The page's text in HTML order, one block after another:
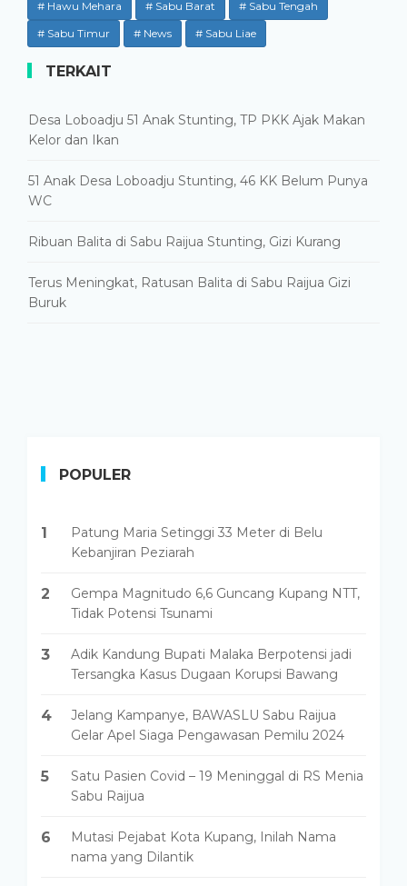
# Hawu Mehara # Sabu Barat
# Sabu Tengah
# Sabu Timur
# News # Sabu Liae
TERKAIT
Desa Loboadju 51 Anak Stunting, TP PKK Ajak Makan
Kelor dan Ikan
51 Anak Desa Loboadju Stunting, 46 KK Belum Punya
WC
Ribuan Balita di Sabu Raijua Stunting, Gizi Kurang
Terus Meningkat, Ratusan Balita di Sabu Raijua Gizi
Buruk
POPULER
1
Patung Maria Setinggi 33 Meter di Belu
Kebanjiran Peziarah
2
Gempa Magnitudo 6,6 Guncang Kupang NTT,
Tidak Potensi Tsunami
3
Adik Kandung Bupati Malaka Berpotensi jadi
Tersangka Kasus Dugaan Korupsi Bawang
4
Jelang Kampanye, BAWASLU Sabu Raijua
Gelar Apel Siaga Pengawasan Pemilu 2024
5
Satu Pasien Covid – 19 Meninggal di RS Menia
Sabu Raijua
6
Mutasi Pejabat Kota Kupang, Inilah Nama
nama yang Dilantik